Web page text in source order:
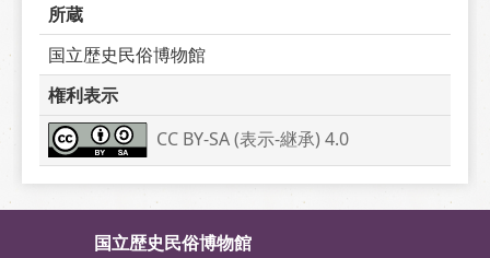
所蔵
国立歴史民俗博物館
権利表示
CC BY-SA (表示-継承) 4.0
国立歴史民俗博物館